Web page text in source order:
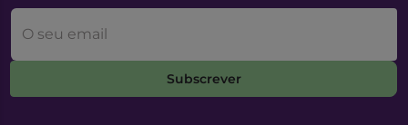
O seu email
Subscrever